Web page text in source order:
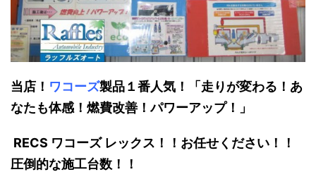
当店！ ワコーズ製品１番人気！「走りが変わる！あ
なたも体感！燃費改善！パワーアップ！」
RECS ワコーズ レックス！！お任せください！！
圧倒的な施工台数！！